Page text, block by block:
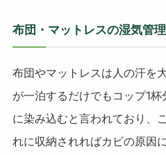
布団・マットレスの湿気管理
布団やマットレスは人の汗を
が一泊するだけでもコップ1
に染み込むと言われており、
れに収納されればカビの原因